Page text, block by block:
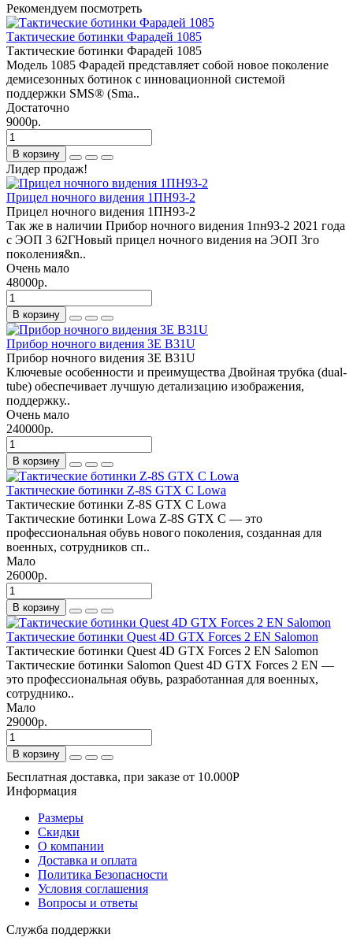
Рекомендуем посмотреть
Тактические ботинки Фарадей 1085
Тактические ботинки Фарадей 1085
Модель 1085 Фарадей представляет собой новое поколение
демисезонных ботинок с инновационной системой
поддержки SMS® (Sma..
Достаточно
9000р.
В корзину
Лидер продаж!
Прицел ночного видения 1ПН93-2
Прицел ночного видения 1ПН93-2
Так же в наличии Прибор ночного видения 1пн93-2 2021 года
с ЭОП 3 62ГHoвый пpицел ночногo видeния на ЭОП 3го
покoления&n..
Очень мало
48000р.
В корзину
Прибор ночного видения 3E B31U
Прибор ночного видения 3E B31U
Ключевые особенности и преимущества Двойная трубка (dual-
tube) обеспечивает лучшую детализацию изображения,
поддержку..
Очень мало
240000р.
В корзину
Тактические ботинки Z-8S GTX C Lowa
Тактические ботинки Z-8S GTX C Lowa
Тактические ботинки Lowa Z-8S GTX C — это
профессиональная обувь нового поколения, созданная для
военных, сотрудников сп..
Мало
26000р.
В корзину
Тактические ботинки Quest 4D GTX Forces 2 EN Salomon
Тактические ботинки Quest 4D GTX Forces 2 EN Salomon
Тактические ботинки Salomon Quest 4D GTX Forces 2 EN —
это профессиональная обувь, разработанная для военных,
сотруднико..
Мало
29000р.
В корзину
Бесплатная доставка, при заказе от 10.000Р
Информация
Размеры
Скидки
О компании
Доставка и оплата
Политика Безопасности
Условия соглашения
Вопросы и ответы
Служба поддержки